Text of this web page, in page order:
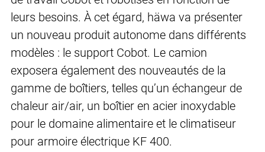
leurs besoins. À cet égard, häwa va présenter
un nouveau produit autonome dans différents
modèles : le support Cobot. Le camion
exposera également des nouveautés de la
gamme de boîtiers, telles qu’un échangeur de
chaleur air/air, un boîtier en acier inoxydable
pour le domaine alimentaire et le climatiseur
pour armoire électrique KF 400.